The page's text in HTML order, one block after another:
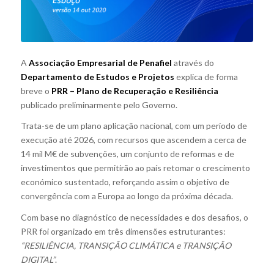
A Associação Empresarial de Penafiel através do
Departamento de Estudos e Projetos explica de forma
breve o PRR – Plano de Recuperação e Resiliência
publicado preliminarmente pelo Governo.
Trata-se de um plano aplicação nacional, com um período de
execução até 2026, com recursos que ascendem a cerca de
14 mil M€ de subvenções, um conjunto de reformas e de
investimentos que permitirão ao país retomar o crescimento
económico sustentado, reforçando assim o objetivo de
convergência com a Europa ao longo da próxima década.
Com base no diagnóstico de necessidades e dos desafios, o
PRR foi organizado em três dimensões estruturantes:
“RESILIÊNCIA, TRANSIÇÃO CLIMÁTICA e TRANSIÇÃO
DIGITAL”.